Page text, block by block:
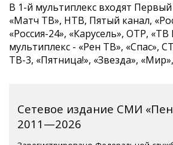
В 1-й мультиплекс входят Первый
«Матч ТВ», НТВ, Пятый канал,
«Россия-24», «Карусель», ОТР,
мультиплекс - «Рен ТВ», «Спас»,
ТВ-3, «Пятница!», «Звезда»,
Сетевое издание СМИ
2011—2026